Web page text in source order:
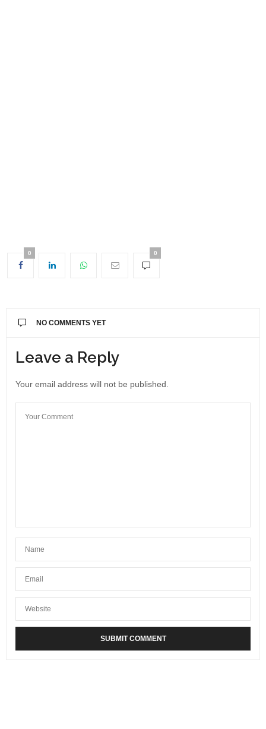
0 0
NO COMMENTS YET
Leave a Reply
Your email address will not be published.